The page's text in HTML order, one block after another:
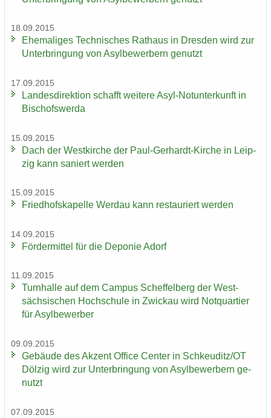
18.09.2015
Ehe­ma­li­ges Tech­ni­sches Rat­haus in Dres­den wird zur
Un­ter­brin­gung von Asyl­be­wer­bern ge­nutzt
17.09.2015
Lan­des­di­rek­ti­on schafft wei­te­re Asyl-​Notunterkunft in
Bi­schofs­wer­da
15.09.2015
Dach der West­kir­che der Paul-​Gerhardt-Kirche in Leip­
zig kann sa­niert wer­den
15.09.2015
Fried­hofs­ka­pel­le Wer­dau kann re­stau­riert wer­den
14.09.2015
För­der­mit­tel für die De­po­nie Adorf
11.09.2015
Turn­hal­le auf dem Cam­pus Schef­fel­berg der West­
säch­si­schen Hoch­schu­le in Zwi­ckau wird Not­quar­tier
für Asyl­be­wer­ber
09.09.2015
Ge­bäu­de des Ak­zent Of­fice Cen­ter in Schkeu­ditz/OT
Döl­zig wird zur Un­ter­brin­gung von Asyl­be­wer­bern ge­
nutzt
07.09.2015